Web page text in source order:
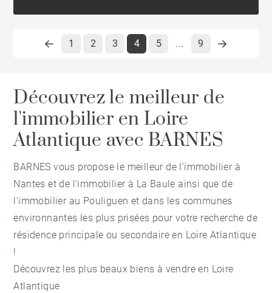
1 2 3 4 5 ... 9
Découvrez le meilleur de
l'immobilier en Loire
Atlantique avec BARNES
BARNES vous propose le meilleur de l'immobilier à
Nantes et de l'immobilier à La Baule ainsi que de
l'immobilier au Pouliguen et dans les communes
environnantes les plus prisées pour votre recherche de
résidence principale ou secondaire en Loire Atlantique
!
Découvrez les plus beaux biens à vendre en Loire
Atlantique